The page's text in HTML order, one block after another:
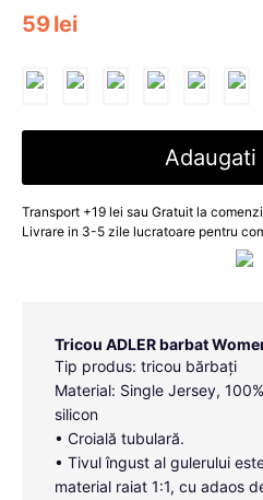
59lei
Adaugati
Transport +19 lei sau Gratuit la
Livrare in 3-5 zile lucratoare pentru
Tricou ADLER barbat
Tip produs: tricou bărbați
Material: Single Jersey,
silicon
• Croială tubulară.
• Tivul îngust al gulerului
material raiat 1:1, cu adaos